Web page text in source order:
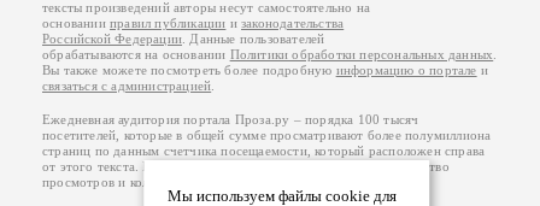
Мы используем файлы cookie для
тексты произведений авторы несут самостоятельно на
основанииправил публикации изаконодательства
Российской Федерации . Данные пользователей
обрабатываются на основании Политики обработки персональных данных
Вы также можете посмотреть более подробную информацию о портале и
связаться с администрацией
Ежедневная аудитория портала Проза.ру – порядка 100 тысяч
посетителей, которые в общей сумме просматривают более полумиллиона
страниц по данным счетчика посещаемости, который расположен справа
от этого текста. В каждой графе указано по две цифры: количество
просмотров и количество посетителей.